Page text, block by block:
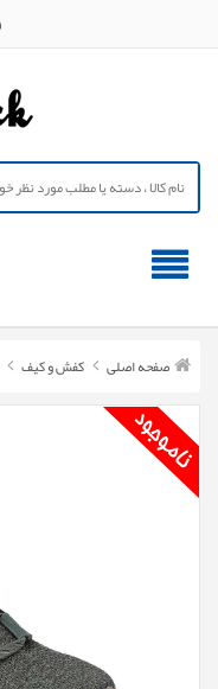
صفحه اصلی کفش و کیف